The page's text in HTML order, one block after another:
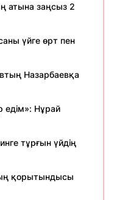
атына заңсыз 2
үйге өрт пен
Назарбаевқа
едім»: Нұрай
тұрғын үйдің
қорытындысы